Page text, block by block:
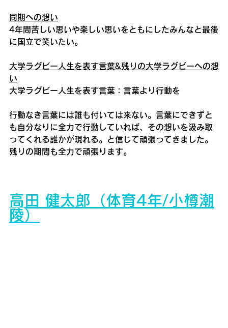
同期への想い
4年間苦しい思いや楽しい思いをともにしたみんなと最後
に国立で笑いたい。
大学ラグビー人生を表す言葉&残りの大学ラグビーへの想
い
大学ラグビー人生を表す言葉：言葉より行動を
行動なき言葉には誰も付いては来ない。言葉にできずと
も自分なりに全力で行動していれば、その想いを汲み取
ってくれる誰かが現れる。と信じて頑張ってきました。
残りの期間も全力で頑張ります。
高田 健太郎（体育4年/小樽潮
陵）